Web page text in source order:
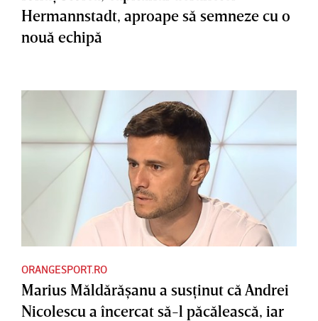
Hermannstadt, aproape să semneze cu o
nouă echipă
ORANGESPORT.RO
Marius Măldărăşanu a susţinut că Andrei
Nicolescu a încercat să-l păcălească, iar